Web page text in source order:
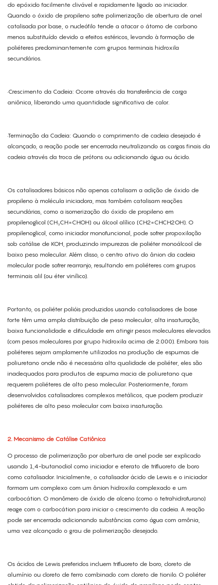
do epóxido facilmente clivável e rapidamente ligado ao iniciador.
Quando o óxido de propileno sofre polimerização de abertura de anel
catalisada por base, o nucleófilo tende a atacar o átomo de carbono
menos substituído devido a efeitos estéricos, levando à formação de
poliéteres predominantemente com grupos terminais hidroxila
secundários.
·Crescimento da Cadeia: Ocorre através da transferência de carga
aniônica, liberando uma quantidade significativa de calor.
·Terminação da Cadeia: Quando o comprimento de cadeia desejado é
alcançado, a reação pode ser encerrada neutralizando as cargas finais da
cadeia através da troca de prótons ou adicionando água ou ácido.
Os catalisadores básicos não apenas catalisam a adição de óxido de
propileno à molécula iniciadora, mas também catalisam reações
secundárias, como a isomerização do óxido de propileno em
propilenoglicol (CH₃CH=CHOH) ou álcool alílico (CH2=CHCH2OH). O
propilenoglicol, como iniciador monofuncional, pode sofrer propoxilação
sob catálise de KOH, produzindo impurezas de poliéter monoálcool de
baixo peso molecular. Além disso, o centro ativo do ânion da cadeia
molecular pode sofrer rearranjo, resultando em poliéteres com grupos
terminais alil (ou éter vinílico).
Portanto, os poliéter polióis produzidos usando catalisadores de base
forte têm uma ampla distribuição de peso molecular, alta insaturação,
baixa funcionalidade e dificuldade em atingir pesos moleculares elevados
(com pesos moleculares por grupo hidroxila acima de 2.000). Embora tais
poliéteres sejam amplamente utilizados na produção de espumas de
poliuretano onde não é necessária alta qualidade de poliéter, eles são
inadequados para produtos de espuma macia de poliuretano que
requerem poliéteres de alto peso molecular. Posteriormente, foram
desenvolvidos catalisadores complexos metálicos, que podem produzir
poliéteres de alto peso molecular com baixa insaturação.
2. Mecanismo de Catálise Catiônica
O processo de polimerização por abertura de anel pode ser explicado
usando 1,4-butanodiol como iniciador e eterato de trifluoreto de boro
como catalisador. Inicialmente, o catalisador ácido de Lewis e o iniciador
formam um complexo com um ânion hidroxila complexado e um
carbocátion. O monômero de óxido de alceno (como o tetrahidrofurano)
reage com o carbocátion para iniciar o crescimento da cadeia. A reação
pode ser encerrada adicionando substâncias como água com amônia,
uma vez alcançado o grau de polimerização desejado.
Os ácidos de Lewis preferidos incluem trifluoreto de boro, cloreto de
alumínio ou cloreto de ferro combinado com cloreto de tionilo. O poliéter